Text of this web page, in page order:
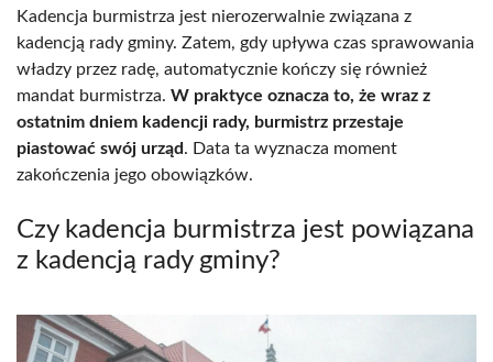
Kadencja burmistrza jest nierozerwalnie związana z
kadencją rady gminy. Zatem, gdy upływa czas sprawowania
władzy przez radę, automatycznie kończy się również
mandat burmistrza. W praktyce oznacza to, że wraz z
ostatnim dniem kadencji rady, burmistrz przestaje
piastować swój urząd. Data ta wyznacza moment
zakończenia jego obowiązków.
Czy kadencja burmistrza jest powiązana
z kadencją rady gminy?